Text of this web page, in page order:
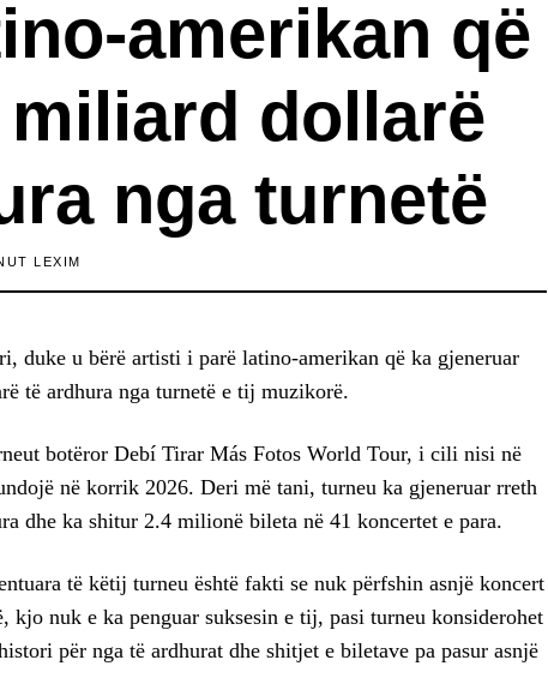
amerikan që
miliard dollarë
nga turnetë
LEXIM
duke u bërë artisti i parë latino-amerikan që ka gjeneruar
të ardhura nga turnetë e tij muzikorë.
botëror Debí Tirar Más Fotos World Tour, i cili nisi në
në korrik 2026. Deri më tani, turneu ka gjeneruar rreth
dhe ka shitur 2.4 milionë bileta në 41 koncertet e para.
të këtij turneu është fakti se nuk përfshin asnjë koncert
kjo nuk e ka penguar suksesin e tij, pasi turneu konsiderohet
për nga të ardhurat dhe shitjet e biletave pa pasur asnjë